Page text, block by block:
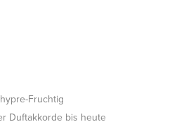
Fruchtig
Duftakkorde bis heute